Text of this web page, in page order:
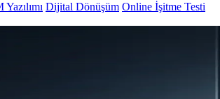
Dijital Dönüşüm Online İşitme Testi